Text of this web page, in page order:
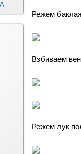
Режем
Взбиваем
Режем лук